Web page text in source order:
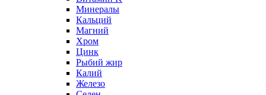
Минералы
Кальций
Магний
Хром
Цинк
Рыбий жир
Калий
Железо